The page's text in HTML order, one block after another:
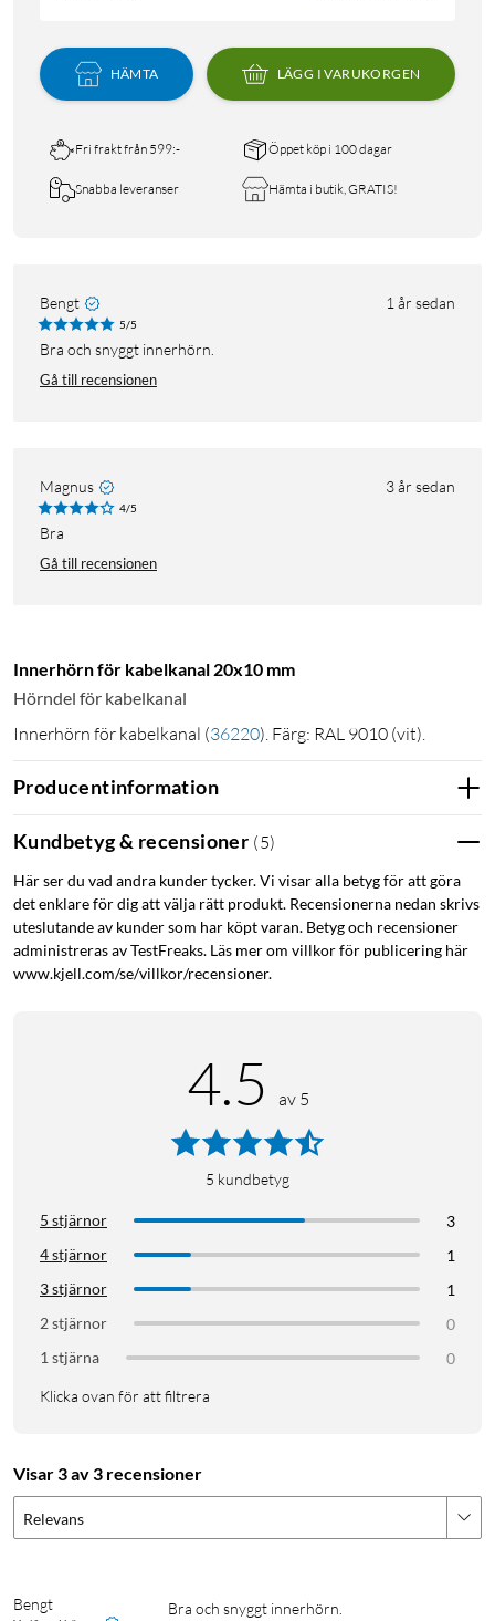
HÄMTA LÄGG I VARUKORGEN
Fri frakt från 599:- Öppet köp i 100 dagar
Snabba leveranser Hämta i butik, GRATIS!
Bengt 1 år sedan
5/5
Bra och snyggt innerhörn.
Gå till recensionen
Magnus 3 år sedan
4/5
bra
Gå till recensionen
Innerhörn för kabelkanal 20x10 mm
Hörndel för kabelkanal
Innerhörn för kabelkanal (36220) . Färg: RAL 9010 (vit).
Producentinformation
Kundbetyg & recensioner (5)
Här ser du vad andra kunder tycker. Vi visar alla betyg för att göra
det enklare för dig att välja rätt produkt. Recensionerna nedan skrivs
uteslutande av kunder som har köpt varan. Betyg och recensioner
administreras av TestFreaks. Läs mer om villkor för publicering här
www.kjell.com/se/villkor/recensioner.
4.5 av 5
5 kundbetyg
5 stjärnor
3
4 stjärnor
1
3 stjärnor
1
2 stjärnor
0
1 stjärna
0
Klicka ovan för att filtrera
Visar 3 av 3 recensioner
Relevans
Bengt Bra och snyggt innerhörn.